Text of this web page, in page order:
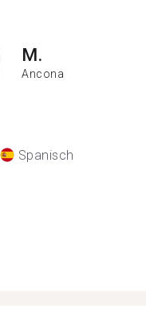
M.
Ancona
Spanisch